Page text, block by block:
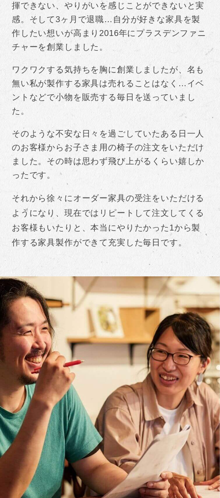
揮できない、やりがいを感じことができないと実
感。そして3ヶ月で退職…自分が好きな家具を製
作したい想いが高まり2016年にプラスデンファニ
チャーを創業しました。
ワクワクする気持ちを胸に創業しましたが、名も
無い私が製作する家具は売れることはなく…イベ
ントなどで小物を販売する毎日を送っていまし
た。
そのような不安な日々を過ごしていたある日一人
のお客様からお子さま用の椅子の注文をいただけ
ました。その時は思わず飛び上がるくらい嬉しか
ったです。
それから徐々にオーダー家具の受注をいただける
ようになり、現在ではリピートして注文してくる
お客様もいたりと、本当にやりたかった1から製
作する家具製作ができて充実した毎日です。